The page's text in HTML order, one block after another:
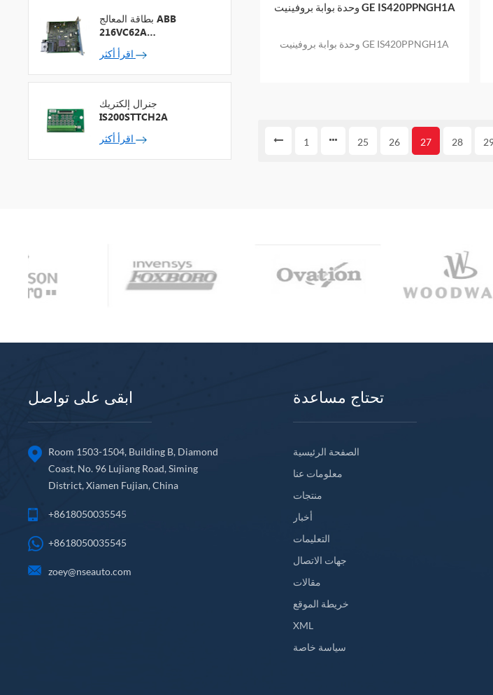
وحدة بوابة بروفينيت GE IS420PPNGH1A
وحدة بوابة بروفينيت GE IS420PPNGH1A
1 25 26 27 28
بطاقة المعالج ABB
216VC62A
HESG324442R13
جنرال إلكتريك
IS200STTCH2A
ابقى على تواصل
Room 1503-1504, Building B, Diamond
Coast, No. 96 Lujiang Road, Siming
District, Xiamen Fujian, China
+8618050035545
+8618050035545
zoey@nseauto.com
تحتاج مساعدة
الصفحة الرئيسية
معلومات عنا
منتجات
أخبار
التعليمات
جهات الاتصال
مقالات
خريطة الموقع
XML
سياسة خاصة